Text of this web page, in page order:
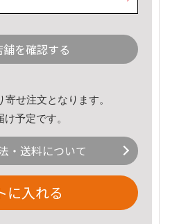
を確認する
せ注文となります。
予定です。
・送料について
に入れる